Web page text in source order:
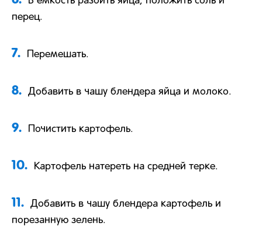
перец.
7. Перемешать.
8. Добавить в чашу блендера яйца и молоко.
9. Почистить картофель.
10. Картофель натереть на средней терке.
11.
Добавить в чашу блендера картофель и
порезанную зелень.